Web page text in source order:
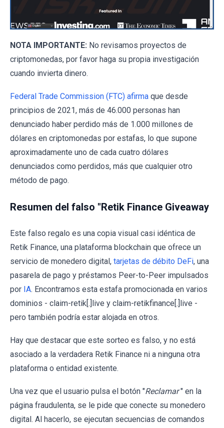
NOTA IMPORTANTE: No revisamos proyectos de
criptomonedas, por favor haga su propia investigación
cuando invierta dinero.
Federal Trade Commission (FTC) afirma que desde
principios de 2021, más de 46.000 personas han
denunciado haber perdido más de 1.000 millones de
dólares en criptomonedas por estafas, lo que supone
aproximadamente uno de cada cuatro dólares
denunciados como perdidos, más que cualquier otro
método de pago.
Resumen del falso "Retik Finance Giveaway
Este falso regalo es una copia visual casi idéntica de
Retik Finance, una plataforma blockchain que ofrece un
servicio de monedero digital, tarjetas de débito DeFi, una
pasarela de pago y préstamos Peer-to-Peer impulsados
por IA. Encontramos esta estafa promocionada en varios
dominios - claim-retik[.]live y claim-retikfinance[.]live -
pero también podría estar alojada en otros.
Hay que destacar que este sorteo es falso, y no está
asociado a la verdadera Retik Finance ni a ninguna otra
plataforma o entidad existente.
Una vez que el usuario pulsa el botón "Reclamar " en la
página fraudulenta, se le pide que conecte su monedero
digital. Al hacerlo, se ejecutan secuencias de comandos